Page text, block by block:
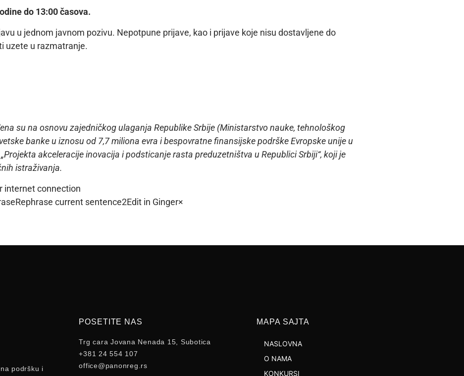
do 13:00 časova.
u jednom javnom pozivu. Nepotpune prijave, kao i prijave koje nisu dostavljene do
uzete u razmatranje.
su na osnovu zajedničkog ulaganja Republike Srbije (Ministarstvo nauke, tehnološkog
banke u iznosu od 7,7 miliona evra i bespovratne finansijske podrške Evropske unije u
akceleracije inovacija i podsticanje rasta preduzetništva u Republici Srbiji“, koji je
istraživanja.
internet connection
current sentence2Edit in Ginger×
podršku i
POSETITE NAS
Trg cara Jovana Nenada 15, Subotica
+381 24 554 107
office@panonreg.rs
MAPA SAJTA
NASLOVNA
O NAMA
KONKURSI